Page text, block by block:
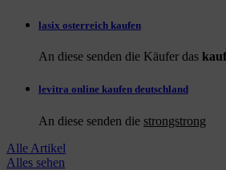
lasix osterreich kaufen
An diese senden die Käufer das
levitra online kaufen deutschland
An diese senden die strongstrong
Alle Artikel
Alles sehen